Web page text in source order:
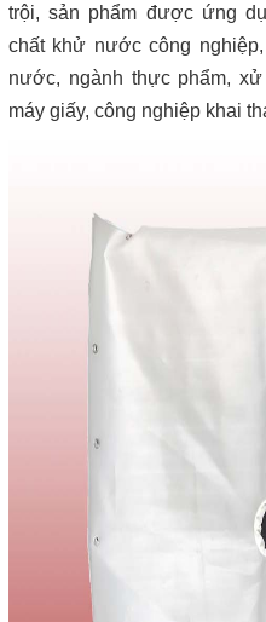
trội, sản phẩm được ứng
chất khử nước công
nước, ngành thực phẩm,
máy giấy, công nghiệp khai